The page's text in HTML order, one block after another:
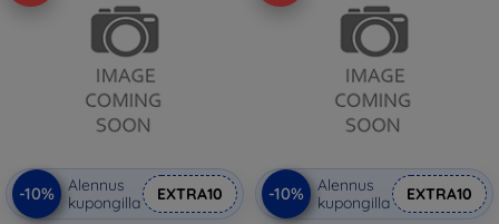
-10%
Alennus
kupongilla
EXTRA10 -10%
Alennus
kupongilla
EXTRA10